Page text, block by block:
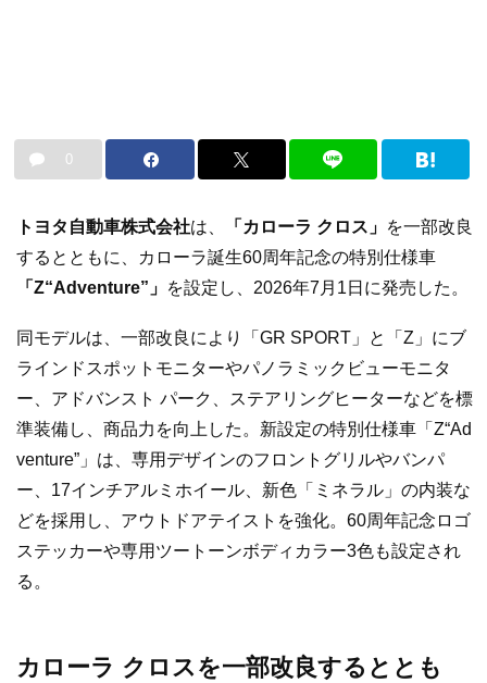
0
トヨタ自動車株式会社は、 「カローラ クロス」 を一部改良
するとともに、カローラ誕生60周年記念の特別仕様車
「Z“Adventure”」 を設定し、2026年7月1日に発売した。
同モデルは、一部改良により「GR SPORT」と「Z」にブ
ラインドスポットモニターやパノラミックビューモニタ
ー、アドバンスト パーク、ステアリングヒーターなどを標
準装備し、商品力を向上した。新設定の特別仕様車「Z“Ad
venture”」は、専用デザインのフロントグリルやバンパ
ー、17インチアルミホイール、新色「ミネラル」の内装な
どを採用し、アウトドアテイストを強化。60周年記念ロゴ
ステッカーや専用ツートーンボディカラー3色も設定され
る。
カローラ クロスを一部改良するととも